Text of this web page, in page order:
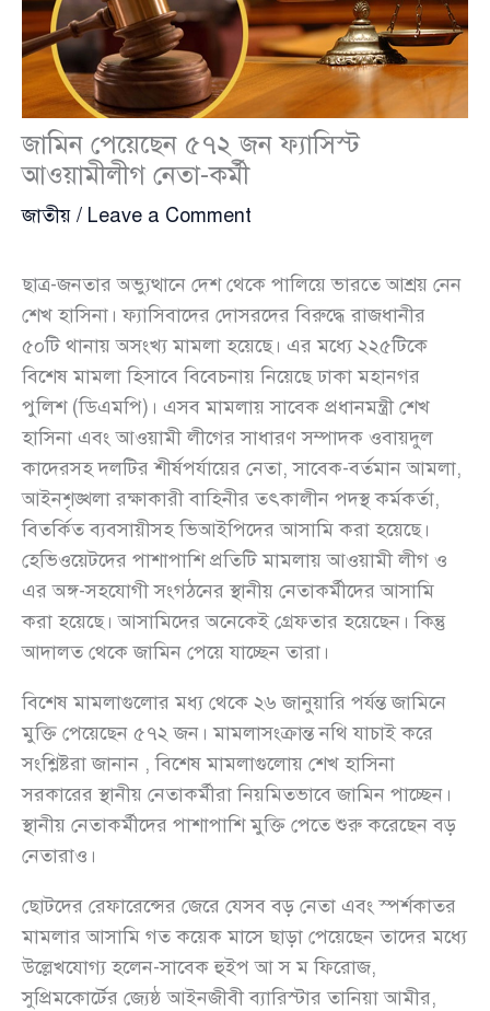
জামিন পেয়েছেন ৫৭২ জন ফ্যাসিস্ট
আওয়ামীলীগ নেতা-কর্মী
জাতীয় / Leave a Comment
ছাত্র-জনতার অভ্যুত্থানে দেশ থেকে পালিয়ে ভারতে আশ্রয় নেন
শেখ হাসিনা। ফ্যাসিবাদের দোসরদের বিরুদ্ধে রাজধানীর
৫০টি থানায় অসংখ্য মামলা হয়েছে। এর মধ্যে ২২৫টিকে
বিশেষ মামলা হিসাবে বিবেচনায় নিয়েছে ঢাকা মহানগর
পুলিশ (ডিএমপি)। এসব মামলায় সাবেক প্রধানমন্ত্রী শেখ
হাসিনা এবং আওয়ামী লীগের সাধারণ সম্পাদক ওবায়দুল
কাদেরসহ দলটির শীর্ষপর্যায়ের নেতা, সাবেক-বর্তমান আমলা,
আইনশৃঙ্খলা রক্ষাকারী বাহিনীর তৎকালীন পদস্থ কর্মকর্তা,
বিতর্কিত ব্যবসায়ীসহ ভিআইপিদের আসামি করা হয়েছে।
হেভিওয়েটদের পাশাপাশি প্রতিটি মামলায় আওয়ামী লীগ ও
এর অঙ্গ-সহযোগী সংগঠনের স্থানীয় নেতাকর্মীদের আসামি
করা হয়েছে। আসামিদের অনেকেই গ্রেফতার হয়েছেন। কিন্তু
আদালত থেকে জামিন পেয়ে যাচ্ছেন তারা।
বিশেষ মামলাগুলোর মধ্য থেকে ২৬ জানুয়ারি পর্যন্ত জামিনে
মুক্তি পেয়েছেন ৫৭২ জন। মামলাসংক্রান্ত নথি যাচাই করে
সংশ্লিষ্টরা জানান , বিশেষ মামলাগুলোয় শেখ হাসিনা
সরকারের স্থানীয় নেতাকর্মীরা নিয়মিতভাবে জামিন পাচ্ছেন।
স্থানীয় নেতাকর্মীদের পাশাপাশি মুক্তি পেতে শুরু করেছেন বড়
নেতারাও।
ছোটদের রেফারেন্সের জেরে যেসব বড় নেতা এবং স্পর্শকাতর
মামলার আসামি গত কয়েক মাসে ছাড়া পেয়েছেন তাদের মধ্যে
উল্লেখযোগ্য হলেন-সাবেক হুইপ আ স ম ফিরোজ,
সুপ্রিমকোর্টের জ্যেষ্ঠ আইনজীবী ব্যারিস্টার তানিয়া আমীর,